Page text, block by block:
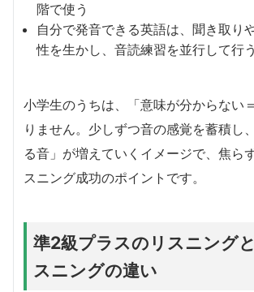
階で使う
自分で発音できる英語は、聞き取り
性を生かし、音読練習を並行して行う
小学生のうちは、「意味が分からない
りません。少しずつ音の感覚を蓄積し
る音」が増えていくイメージで、焦ら
スニング成功のポイントです。
準2級プラスのリスニング
スニングの違い